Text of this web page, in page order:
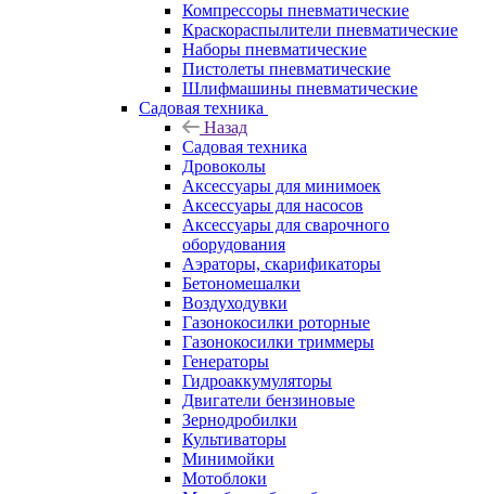
Компрессоры пневматические
Краскораспылители пневматические
Наборы пневматические
Пистолеты пневматические
Шлифмашины пневматические
Садовая техника
Назад
Садовая техника
Дровоколы
Аксессуары для минимоек
Аксессуары для насосов
Аксессуары для сварочного
оборудования
Аэраторы, скарификаторы
Бетономешалки
Воздуходувки
Газонокосилки роторные
Газонокосилки триммеры
Генераторы
Гидроаккумуляторы
Двигатели бензиновые
Зернодробилки
Культиваторы
Минимойки
Мотоблоки